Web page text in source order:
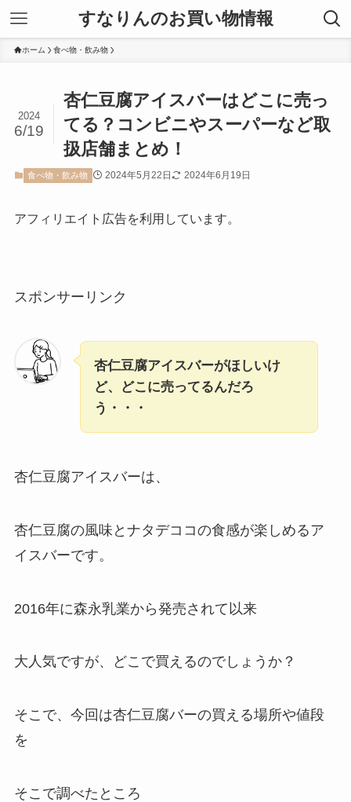
すなりんのお買い物情報
ホーム 食べ物・飲み物
杏仁豆腐アイスバーはどこに売っ
てる？コンビニやスーパーなど取
扱店舗まとめ！
2024
6/19
食べ物・飲み物 2024年5月22日 2024年6月19日
アフィリエイト広告を利用しています。
スポンサーリンク
杏仁豆腐アイスバーがほしいけ
ど、どこに売ってるんだろ
う・・・
杏仁豆腐アイスバーは、
杏仁豆腐の風味とナタデココの食感が楽しめるア
イスバーです。
2016年に森永乳業から発売されて以来
大人気ですが、どこで買えるのでしょうか？
そこで、今回は杏仁豆腐バーの買える場所や値段
を
そこで調べたところ